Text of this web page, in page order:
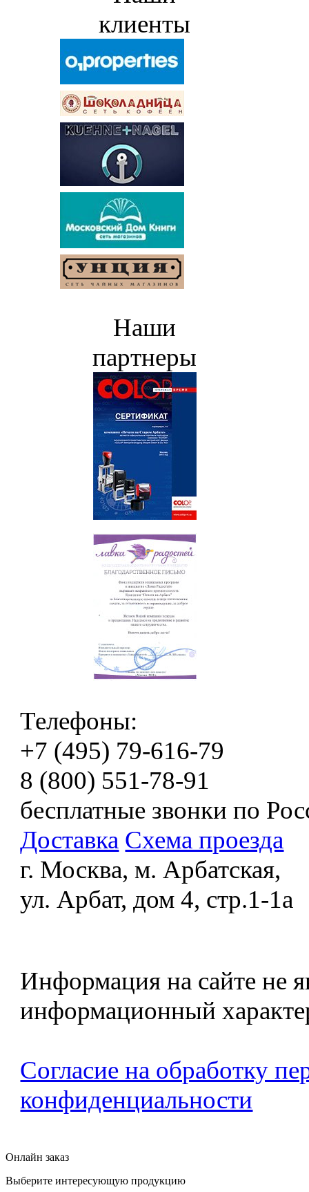
клиенты
Наши
партнеры
Телефоны:
+7 (495) 79-616-79
8 (800) 551-78-91
бесплатные звонки по
Доставка Схема проезда
г. Москва, м. Арбатская,
ул. Арбат, дом 4, стр.1-1а
Информация на сайте не
информационный
Согласие на обработку
конфиденциальности
Онлайн заказ
Выберите интересующую продукцию